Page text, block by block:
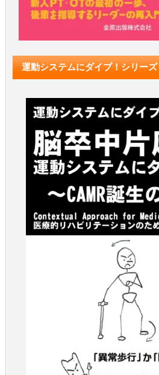
運動システムにダイブ！シリーズ